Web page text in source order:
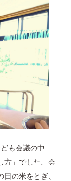
も会議の中
方」でした。会
の米をとぎ、